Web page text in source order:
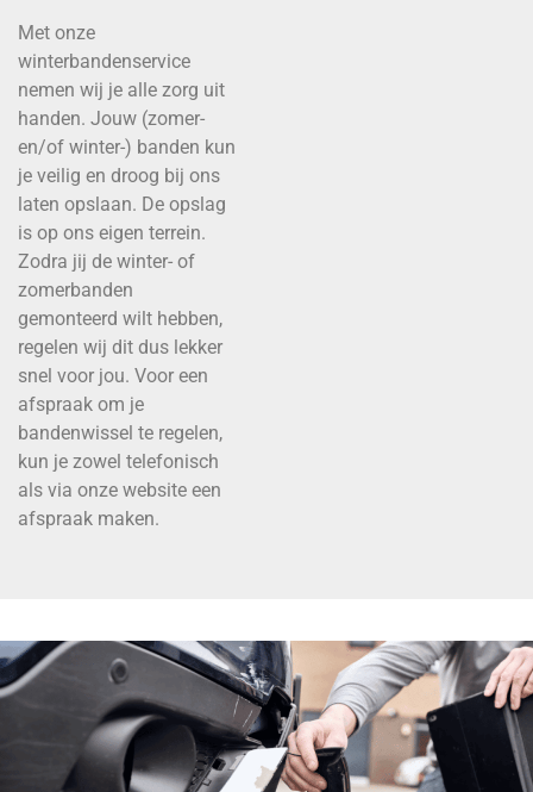
Met onze
winterbandenservice
nemen wij je alle zorg uit
handen. Jouw (zomer-
en/of winter-) banden kun
je veilig en droog bij ons
laten opslaan. De opslag
is op ons eigen terrein.
Zodra jij de winter- of
zomerbanden
gemonteerd wilt hebben,
regelen wij dit dus lekker
snel voor jou. Voor een
afspraak om je
bandenwissel te regelen,
kun je zowel telefonisch
als via onze website een
afspraak maken.